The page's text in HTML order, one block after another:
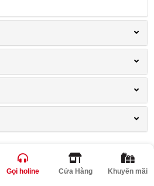
Gọi holine Cửa Hàng Khuyến mãi